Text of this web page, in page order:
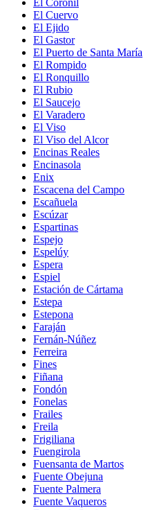
El Cuervo
El Ejido
El Gastor
El Puerto de Santa María
El Rompido
El Ronquillo
El Rubio
El Saucejo
El Varadero
El Viso
El Viso del Alcor
Encinas Reales
Encinasola
Enix
Escacena del Campo
Escañuela
Escúzar
Espartinas
Espejo
Espelúy
Espera
Espiel
Estación de Cártama
Estepa
Estepona
Faraján
Fernán-Núñez
Ferreira
Fines
Fiñana
Fondón
Fonelas
Frailes
Freila
Frigiliana
Fuengirola
Fuensanta de Martos
Fuente Obejuna
Fuente Palmera
Fuente Vaqueros